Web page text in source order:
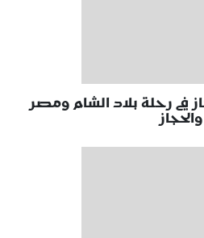
في رحلة بلاد الشام ومصر
والحجاز